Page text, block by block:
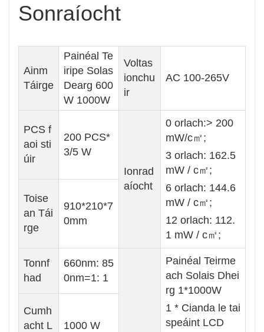
Sonraíocht
Ainm
Táirge
Painéal Te
iripe Solas
Dearg 600
W 1000W
Voltas
ionchu
ir
AC 100-265V
PCS f
aoi sti
úir
200 PCS*
3/5 W
Ionrad
aíocht
0 orlach:> 200
mW/c㎡;
3 orlach: 162.5
mW / c㎡;
6 orlach: 144.6
mW / c㎡;
12 orlach: 112.
1 mW / c㎡;
Toise
an Tái
rge
910*210*7
0mm
Tonnf
had
660nm: 85
0nm=1: 1
Painéal Teirme
ach Solais Dhei
rg 1*1000W
1 * Cianda le tai
speáint LCD
Cumh
acht L
1000 W